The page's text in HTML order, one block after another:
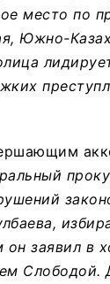
место по
Южно-
он заявил в
Слободой.